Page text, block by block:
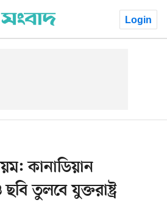
Login
কানাডিয়ান
তুলবে যুক্তরাষ্ট্র